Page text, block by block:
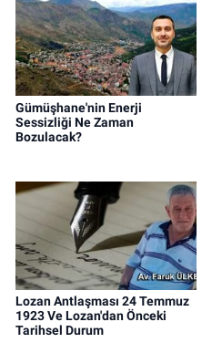
Gümüşhane'nin Enerji
Sessizliği Ne Zaman
Bozulacak?
Lozan Antlaşması 24 Temmuz
1923 Ve Lozan'dan Önceki
Tarihsel Durum